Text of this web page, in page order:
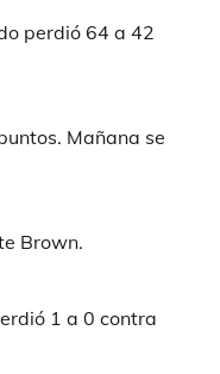
perdió 64 a 42
Mañana se
Brown.
1 a 0 contra